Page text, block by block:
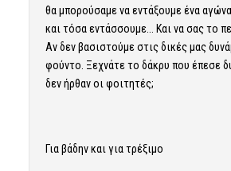
θα μπορούσαμε να εντάξουμε ένα
και τόσα εντάσσουμε… Και να σας το
Αν δεν βασιστούμε στις δικές μας
φούντο. Ξεχνάτε το δάκρυ που έπεσε
δεν ήρθαν οι φοιτητές;
Για βάδην και για τρέξιμο